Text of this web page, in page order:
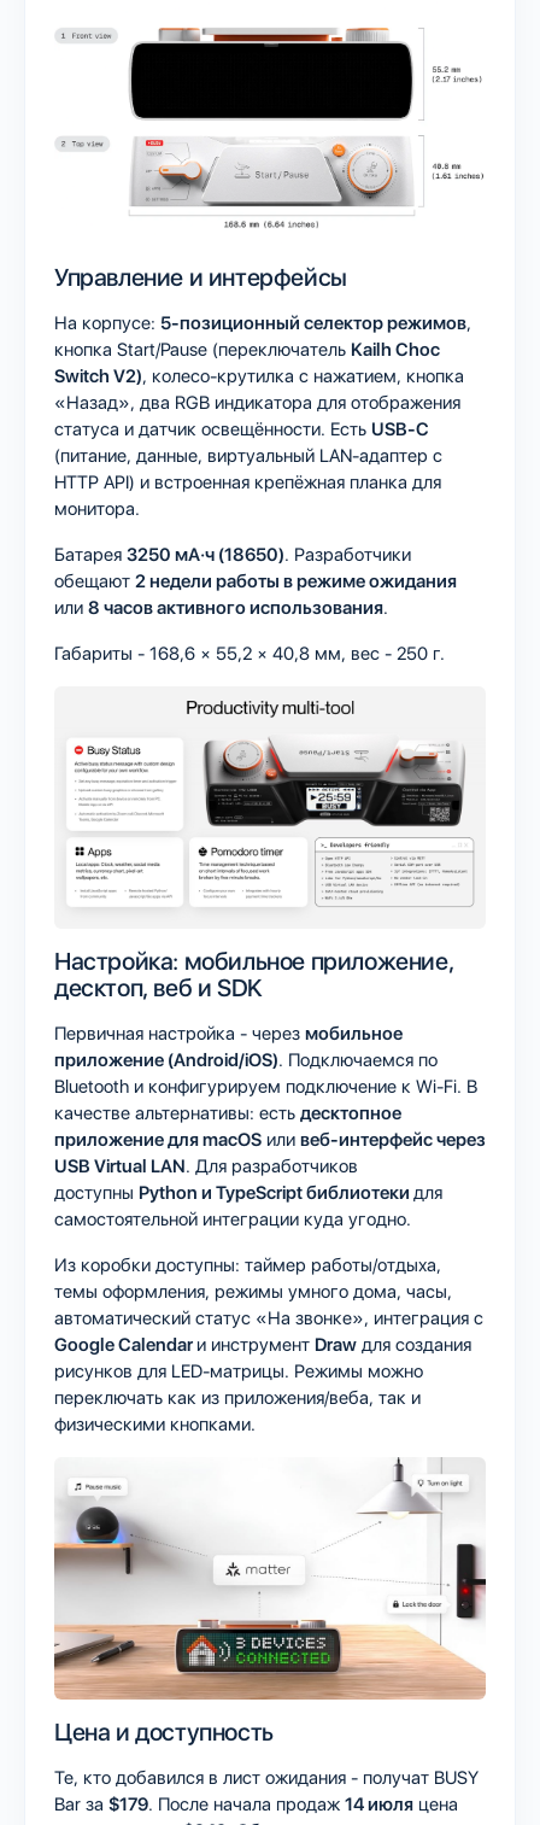
Управление и интерфейсы
На корпусе: 5-позиционный селектор режимов,
кнопка Start/Pause (переключатель Kailh Choc
Switch V2), колесо-крутилка с нажатием, кнопка
«Назад», два RGB индикатора для отображения
статуса и датчик освещённости. Есть USB-C
(питание, данные, виртуальный LAN-адаптер с
HTTP API) и встроенная крепёжная планка для
монитора.
Батарея 3250 мА·ч (18650). Разработчики
обещают 2 недели работы в режиме ожидания
или 8 часов активного использования.
Габариты - 168,6 × 55,2 × 40,8 мм, вес - 250 г.
Настройка: мобильное приложение,
десктоп, веб и SDK
Первичная настройка - через мобильное
приложение (Android/iOS). Подключаемся по
Bluetooth и конфигурируем подключение к Wi-Fi. В
качестве альтернативы: есть десктопное
приложение для macOS или веб-интерфейс через
USB Virtual LAN. Для разработчиков
доступны Python и TypeScript библиотеки для
самостоятельной интеграции куда угодно.
Из коробки доступны: таймер работы/отдыха,
темы оформления, режимы умного дома, часы,
автоматический статус «На звонке», интеграция с
Google Calendar и инструмент Draw для создания
рисунков для LED-матрицы. Режимы можно
переключать как из приложения/веба, так и
физическими кнопками.
Цена и доступность
Те, кто добавился в лист ожидания - получат BUSY
Bar за $179. После начала продаж 14 июля цена